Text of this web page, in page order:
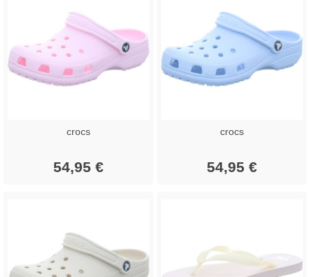
crocs
54,95 €
crocs
54,95 €